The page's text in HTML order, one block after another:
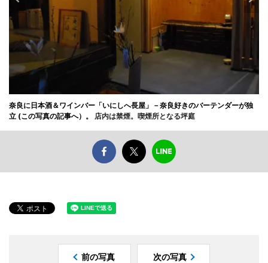
奈良に日本酒＆ワインバー「いにしへ長屋」－奈良好きのバーテンダーが独
立 (この写真の記事へ）。
店内は禁煙。喫煙所となる坪庭
前の写真 次の写真